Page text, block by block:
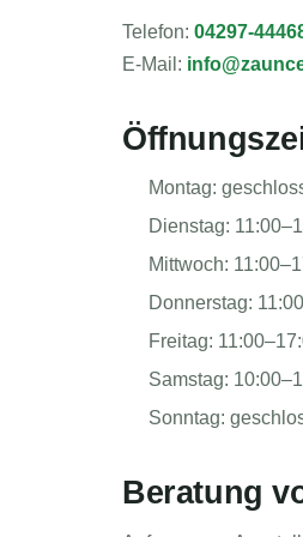
Telefon: 04297-
E-Mail:
Montag:
Dienstag:
Mittwoch:
Donnerstag:
Freitag:
Samstag:
Sonntag:
Beratung